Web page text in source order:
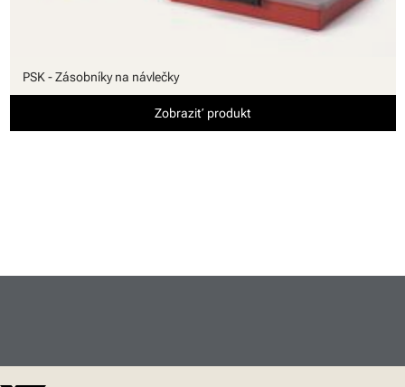
PSK - Zásobníky na návlečky
Zobraziť produkt